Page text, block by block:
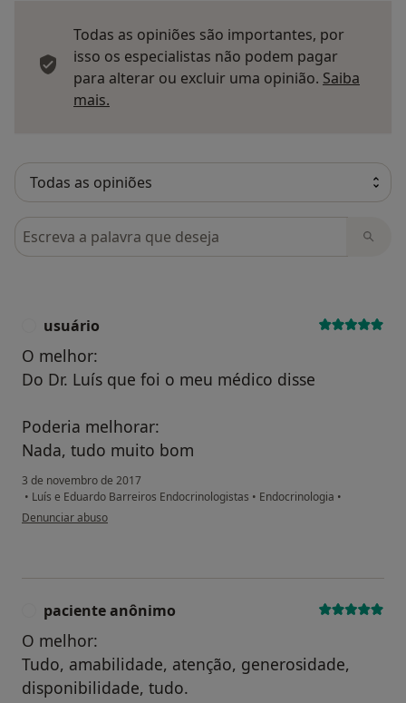
Todas as opiniões são importantes, por
isso os especialistas não podem pagar
para alterar ou excluir uma opinião. Saiba
mais.
Pesquisar em opiniões
usuário
O melhor:
Do Dr. Luís que foi o meu médico disse
Poderia melhorar:
Nada, tudo muito bom
3 de novembro de 2017
• Luís e Eduardo Barreiros Endocrinologistas • Endocrinologia •
na opinião do utilizador usuário
Denunciar abuso
paciente anônimo
O melhor:
Tudo, amabilidade, atenção, generosidade,
disponibilidade, tudo.